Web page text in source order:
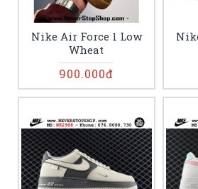
Nike Air Force 1 Low
Wheat
900.000đ